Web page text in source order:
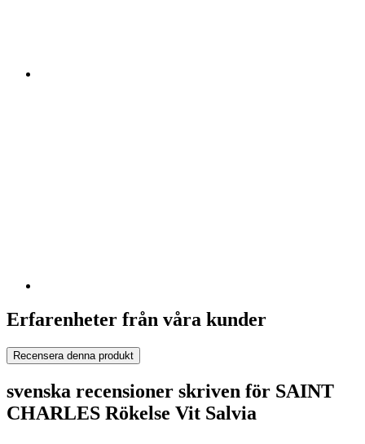
Erfarenheter från våra kunder
Recensera denna produkt
svenska recensioner skriven för SAINT
CHARLES Rökelse Vit Salvia